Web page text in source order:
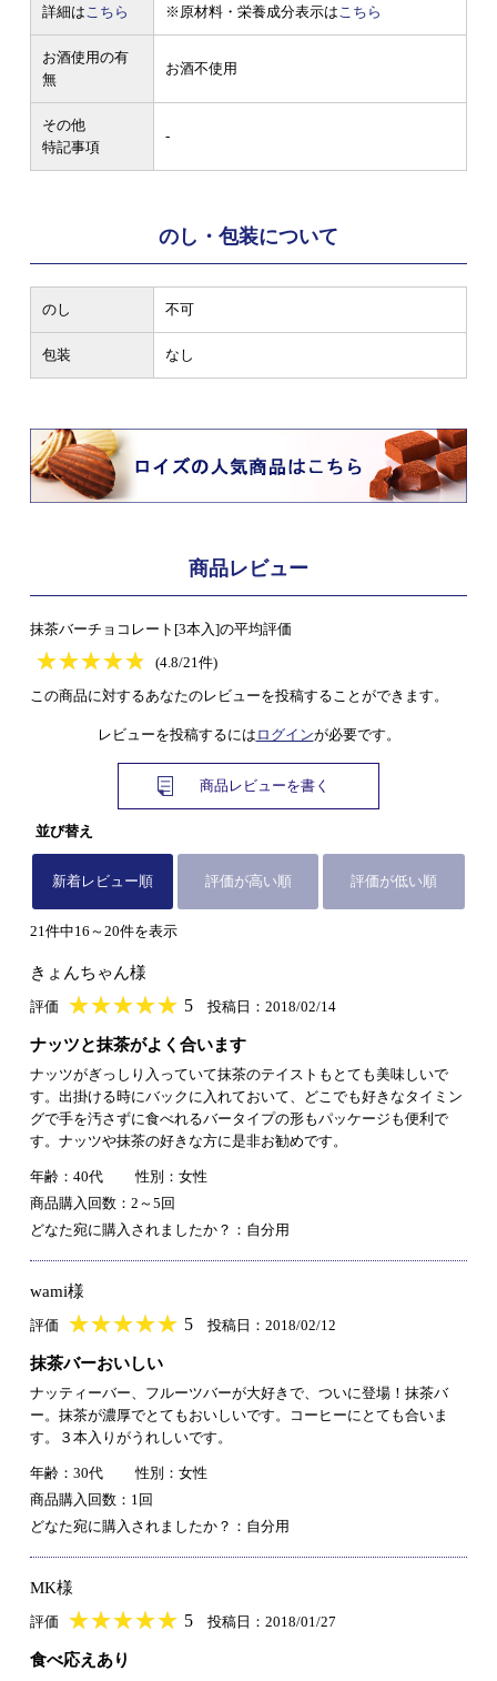
詳細はこちら
※原材料・栄養成分表示はこちら
お酒使用の有
無
お酒不使用
その他
特記事項
-
のし・包装について
のし 不可
包装 なし
商品レビュー
抹茶バーチョコレート[3本入]の平均評価
★★★★★
★★★★★
(4.8/21件)
この商品に対するあなたのレビューを投稿することができます。
レビューを投稿するには ログインが必要です。
商品レビューを書く
並び替え
新着レビュー順 評価が高い順 評価が低い順
21件中16～20件を表示
きょんちゃん様
評価 ★★★★★
★★★★★ 5 投稿日：2018/02/14
ナッツと抹茶がよく合います
ナッツがぎっしり入っていて抹茶のテイストもとても美味しいで
す。出掛ける時にバックに入れておいて、どこでも好きなタイミン
グで手を汚さずに食べれるバータイプの形もパッケージも便利で
す。ナッツや抹茶の好きな方に是非お勧めです。
年齢：40代
性別：女性
商品購入回数：2～5回
どなた宛に購入されましたか？：自分用
wami様
評価 ★★★★★
★★★★★ 5 投稿日：2018/02/12
抹茶バーおいしい
ナッティーバー、フルーツバーが大好きで、ついに登場！抹茶バ
ー。抹茶が濃厚でとてもおいしいです。コーヒーにとても合いま
す。３本入りがうれしいです。
年齢：30代
性別：女性
商品購入回数：1回
どなた宛に購入されましたか？：自分用
MK様
評価 ★★★★★
★★★★★ 5 投稿日：2018/01/27
食べ応えあり